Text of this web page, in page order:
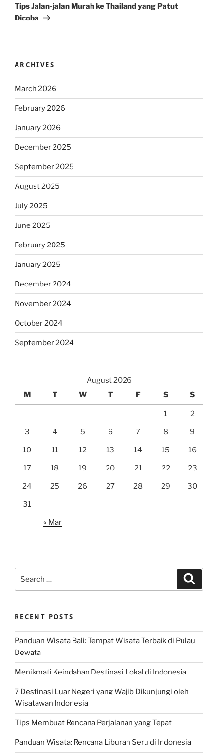
Post
Tips Jalan-jalan Murah ke Thailand yang Patut
Dicoba
ARCHIVES
March 2026
February 2026
January 2026
December 2025
September 2025
August 2025
July 2025
June 2025
February 2025
January 2025
December 2024
November 2024
October 2024
September 2024
August 2026
M
T W T F S S
1 2
3 4 5 6 7 8 9
10 11 12 13 14 15 16
17 18 19 20 21 22 23
24 25 26 27 28 29 30
31
« Mar
for:
RECENT POSTS
Panduan Wisata Bali: Tempat Wisata Terbaik di Pulau
Dewata
Menikmati Keindahan Destinasi Lokal di Indonesia
7 Destinasi Luar Negeri yang Wajib Dikunjungi oleh
Wisatawan Indonesia
Tips Membuat Rencana Perjalanan yang Tepat
Panduan Wisata: Rencana Liburan Seru di Indonesia